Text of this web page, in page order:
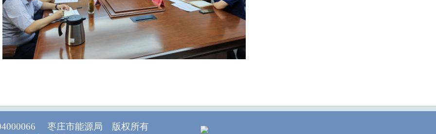
枣庄市能源局 版权所有